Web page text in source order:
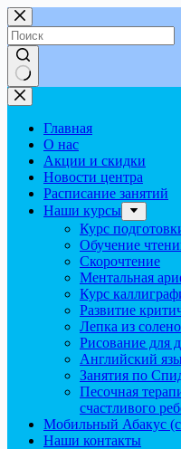
Перейти
к
сути
Ничего
не
найденоГлавная
О нас
Акции и скидки
Новости центра
Расписание занятий
Наши курсы
Курс
Обучение
Скорочтение
Ментальная
Курс
Развитие
Лепка из
Рисование для
Английский
Занятия по
Песочная
счастливого
Мобильный Абакус
Наши контакты